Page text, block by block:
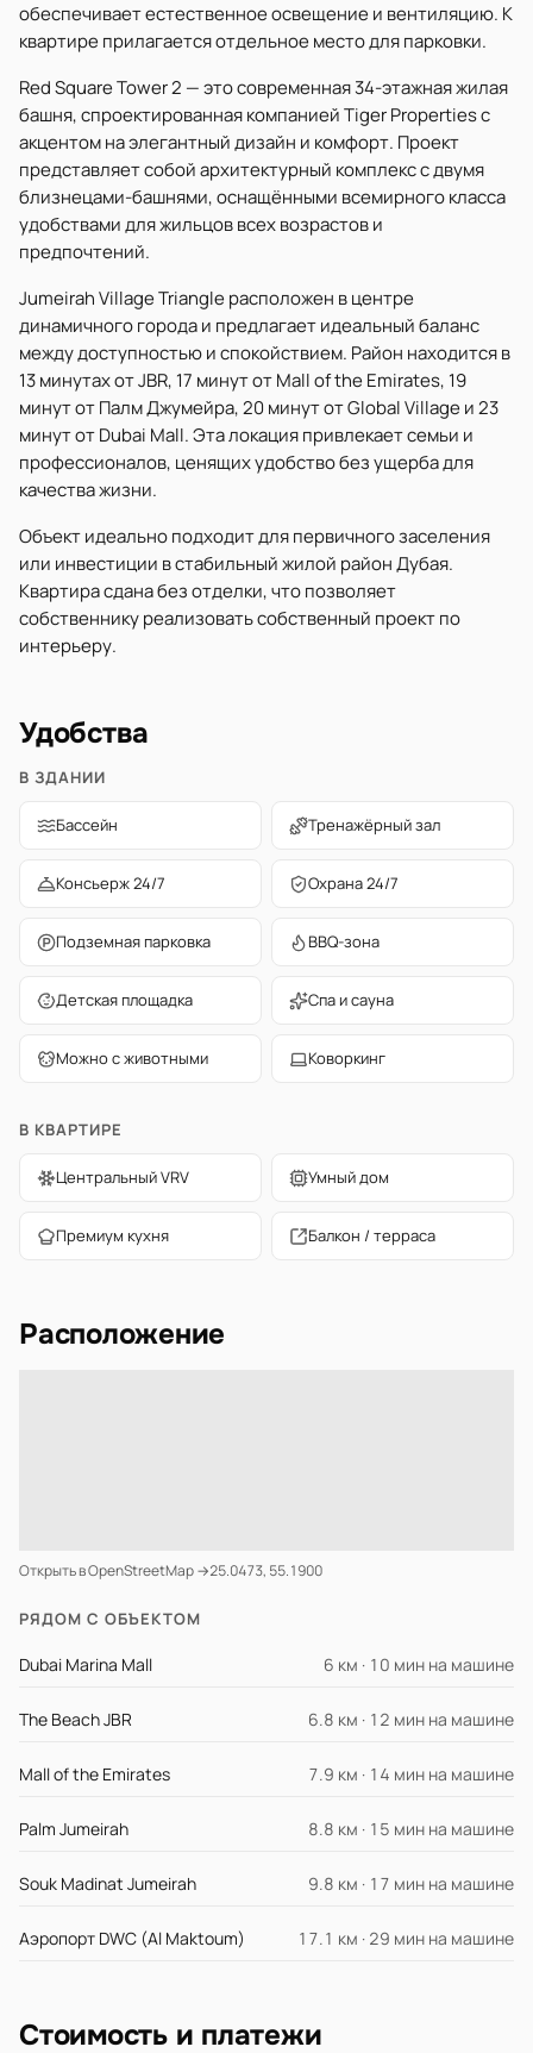
обеспечивает естественное освещение и вентиляцию. К
квартире прилагается отдельное место для парковки.
Red Square Tower 2 — это современная 34-этажная жилая
башня, спроектированная компанией Tiger Properties с
акцентом на элегантный дизайн и комфорт. Проект
представляет собой архитектурный комплекс с двумя
близнецами-башнями, оснащёнными всемирного класса
удобствами для жильцов всех возрастов и
предпочтений.
Jumeirah Village Triangle расположен в центре
динамичного города и предлагает идеальный баланс
между доступностью и спокойствием. Район находится в
13 минутах от JBR, 17 минут от Mall of the Emirates, 19
минут от Палм Джумейра, 20 минут от Global Village и 23
минут от Dubai Mall. Эта локация привлекает семьи и
профессионалов, ценящих удобство без ущерба для
качества жизни.
Объект идеально подходит для первичного заселения
или инвестиции в стабильный жилой район Дубая.
Квартира сдана без отделки, что позволяет
собственнику реализовать собственный проект по
интерьеру.
Удобства
В ЗДАНИИ
Бассейн Тренажёрный зал
Консьерж 24/7 Охрана 24/7
Подземная парковка BBQ-зона
Детская площадка Спа и сауна
Можно с животными Коворкинг
В КВАРТИРЕ
Центральный VRV Умный дом
Премиум кухня Балкон / терраса
Расположение
Открыть в OpenStreetMap →25.0473, 55.1900
РЯДОМ С ОБЪЕКТОМ
Dubai Marina Mall 6 км · 10 мин на машине
The Beach JBR 6.8 км · 12 мин на машине
Mall of the Emirates 7.9 км · 14 мин на машине
Palm Jumeirah 8.8 км · 15 мин на машине
Souk Madinat Jumeirah 9.8 км · 17 мин на машине
Аэропорт DWC (Al Maktoum) 17.1 км · 29 мин на машине
Стоимость и платежи